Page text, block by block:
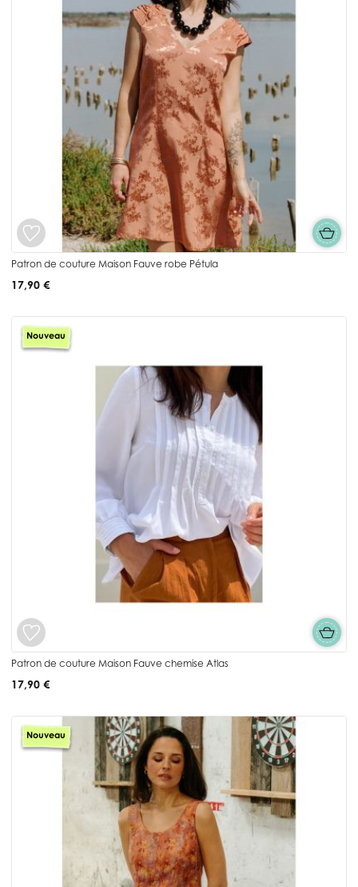
Patron de couture Maison Fauve robe Pétula
17,90 €
Nouveau
Patron de couture Maison Fauve chemise Atlas
17,90 €
Nouveau